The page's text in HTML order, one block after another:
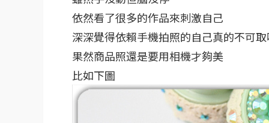
依然看了很多的作品來刺激自己
深深覺得依賴手機拍照的自己真的不可
果然商品照還是要用相機才夠美
比如下圖